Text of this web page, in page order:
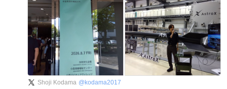
Shoji Kodama @ kodama2017